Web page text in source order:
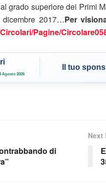
grado superiore dei Primi
2017…Per
Pagine/
Agosto 2026
Il tuo
di
Next